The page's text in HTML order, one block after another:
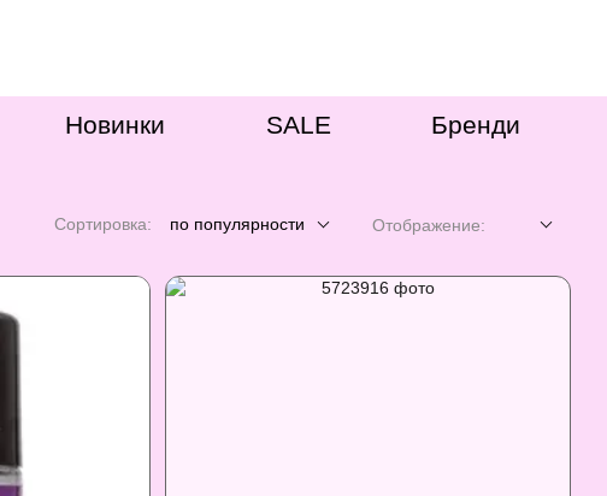
Новинки SALE Бренди
Сортировка: по популярности Отображение: